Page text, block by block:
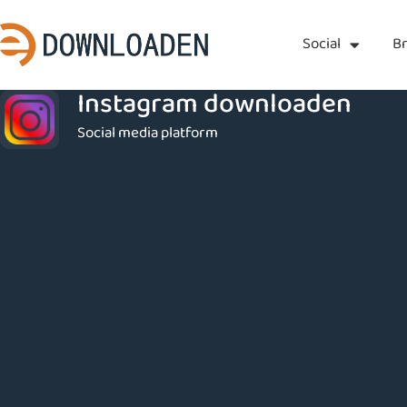
Social
Instagram downloaden
Social media platform